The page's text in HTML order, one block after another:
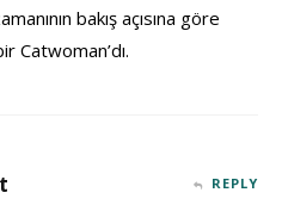
bakış açısına göre
Catwoman’dı.
REPLY